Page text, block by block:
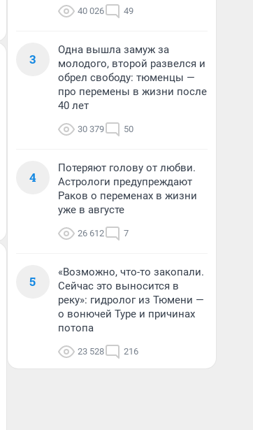
40 026 49
3
Одна вышла замуж за
молодого, второй развелся и
обрел свободу: тюменцы —
про перемены в жизни после
40 лет
30 379 50
4
Потеряют голову от любви.
Астрологи предупреждают
Раков о переменах в жизни
уже в августе
26 612 7
5
«Возможно, что-то закопали.
Сейчас это выносится в
реку»: гидролог из Тюмени —
о вонючей Туре и причинах
потопа
23 528 216